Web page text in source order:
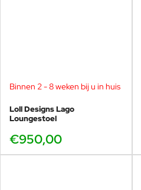
Binnen 2 - 8 weken bij u in huis
Loll Designs Lago
Loungestoel
€950,00